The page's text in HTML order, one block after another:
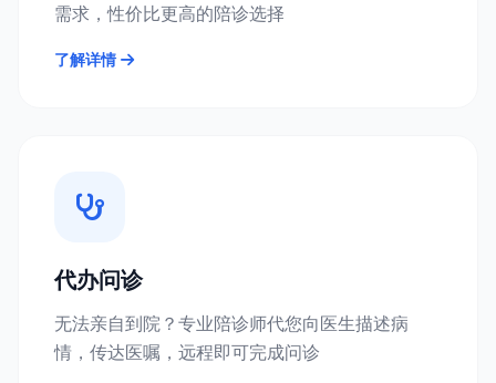
需求，性价比更高的陪诊选择
了解详情
代办问诊
无法亲自到院？专业陪诊师代您向医生描述病
情，传达医嘱，远程即可完成问诊